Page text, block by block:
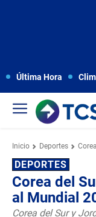
Última Hora
Inicio Deportes
DEPORTES
Corea del
al Mundial
Corea del Sur y